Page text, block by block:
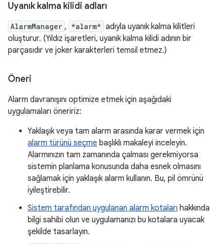
Uyanık kalma kilidi adları
AlarmManager , *alarm* adıyla uyanık kalma kilitleri
oluşturur. (Yıldız işaretleri, uyanık kalma kilidi adının bir
parçasıdır ve joker karakterleri temsil etmez.)
Öneri
Alarm davranışını optimize etmek için aşağıdaki
uygulamaları öneririz:
Yaklaşık veya tam alarm arasında karar vermek için
alarm türünü seçme başlıklı makaleyi inceleyin.
Alarmınızın tam zamanında çalması gerekmiyorsa
sistemin planlama konusunda daha esnek olmasını
sağlamak için yaklaşık alarm kullanın. Bu, pil ömrünü
iyileştirebilir.
Sistem tarafından uygulanan alarm kotaları hakkında
bilgi sahibi olun ve uygulamanızı bu kotalara uyacak
şekilde tasarlayın.